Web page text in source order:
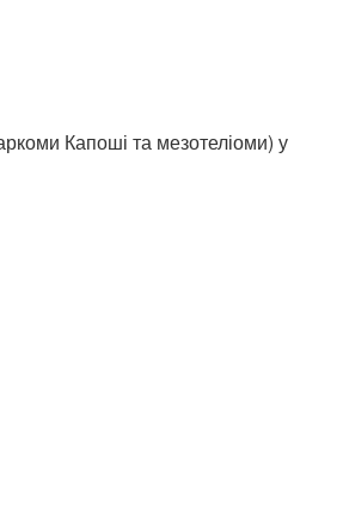
Капоші та мезотеліоми) у